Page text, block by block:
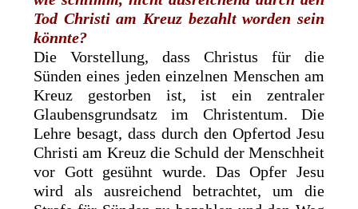
Tod Christi am Kreuz bezahlt worden sein
könnte?
Die Vorstellung, dass Christus für die
Sünden eines jeden einzelnen Menschen am
Kreuz gestorben ist, ist ein zentraler
Glaubensgrundsatz im Christentum. Die
Lehre besagt, dass durch den Opfertod Jesu
Christi am Kreuz die Schuld der Menschheit
vor Gott gesühnt wurde. Das Opfer Jesu
wird als ausreichend betrachtet, um die